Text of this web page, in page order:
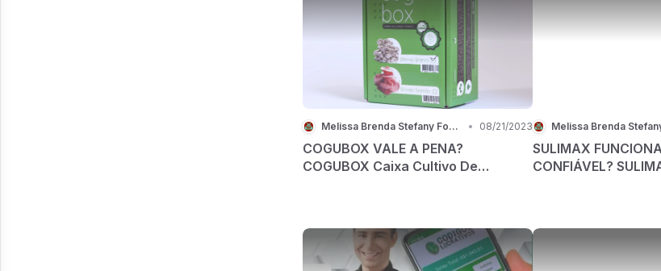
Melissa Brenda Stefany Fogaça • 08/21/2023
COGUBOX VALE A PENA?
COGUBOX Caixa Cultivo De
SULIMAX
CONFIÁVEL?